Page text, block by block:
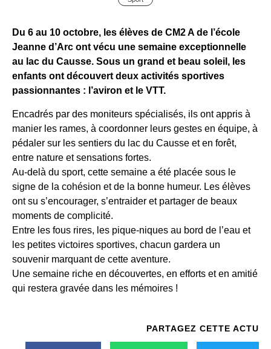
Du 6 au 10 octobre, les élèves de CM2 A de l’école
Jeanne d’Arc ont vécu une semaine exceptionnelle
au lac du Causse. Sous un grand et beau soleil, les
enfants ont découvert deux activités sportives
passionnantes : l’aviron et le VTT.
Encadrés par des moniteurs spécialisés, ils ont appris à
manier les rames, à coordonner leurs gestes en équipe, à
pédaler sur les sentiers du lac du Causse et en forêt,
entre nature et sensations fortes.
Au-delà du sport, cette semaine a été placée sous le
signe de la cohésion et de la bonne humeur. Les élèves
ont su s’encourager, s’entraider et partager de beaux
moments de complicité.
Entre les fous rires, les pique-niques au bord de l’eau et
les petites victoires sportives, chacun gardera un
souvenir marquant de cette aventure.
Une semaine riche en découvertes, en efforts et en amitié
qui restera gravée dans les mémoires !
PARTAGEZ CETTE ACTU